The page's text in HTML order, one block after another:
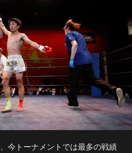
今トーナメントでは最多の戦績